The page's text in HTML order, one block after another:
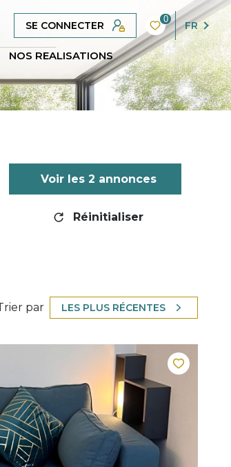
SE CONNECTER
0
FR
NOS REALISATIONS
Voir les 2 annonces
Réinitialiser
par LES PLUS RÉCENTES